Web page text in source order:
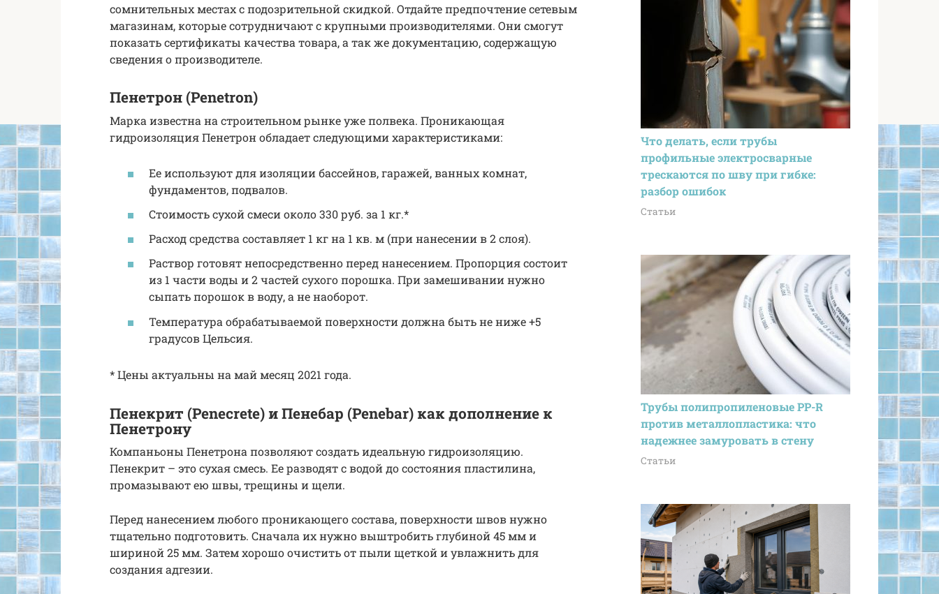
сомнительных местах с подозрительной скидкой. Отдайте предпочтение сетевым
магазинам, которые сотрудничают с крупными производителями. Они смогут
показать сертификаты качества товара, а так же документацию, содержащую
сведения о производителе.
Пенетрон (Penetron)
Марка известна на строительном рынке уже полвека. Проникающая
гидроизоляция Пенетрон обладает следующими характеристиками:
Ее используют для изоляции бассейнов, гаражей, ванных комнат,
фундаментов, подвалов.
Стоимость сухой смеси около 330 руб. за 1 кг.*
Расход средства составляет 1 кг на 1 кв. м (при нанесении в 2 слоя).
Раствор готовят непосредственно перед нанесением. Пропорция состоит
из 1 части воды и 2 частей сухого порошка. При замешивании нужно
сыпать порошок в воду, а не наоборот.
Температура обрабатываемой поверхности должна быть не ниже +5
градусов Цельсия.
* Цены актуальны на май месяц 2021 года.
Пенекрит (Penecrete) и Пенебар (Penebar) как дополнение к
Пенетрону
Компаньоны Пенетрона позволяют создать идеальную гидроизоляцию.
Пенекрит – это сухая смесь. Ее разводят с водой до состояния пластилина,
промазывают ею швы, трещины и щели.
Перед нанесением любого проникающего состава, поверхности швов нужно
тщательно подготовить. Сначала их нужно выштробить глубиной 45 мм и
шириной 25 мм. Затем хорошо очистить от пыли щеткой и увлажнить для
создания адгезии.
Что делать, если трубы
профильные электросварные
трескаются по шву при гибке:
разбор ошибок
Статьи
Трубы полипропиленовые PP-R
против металлопластика: что
надежнее замуровать в стену
Статьи